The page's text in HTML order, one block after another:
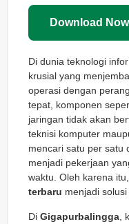
Download Now
Di dunia teknologi
krusial yang
operasi dengan
tepat, komponen
jaringan tidak akan
teknisi komputer
mencari satu per satu
menjadi pekerjaan
waktu. Oleh karena
terbaru menjadi
Di Gigapurbalingga